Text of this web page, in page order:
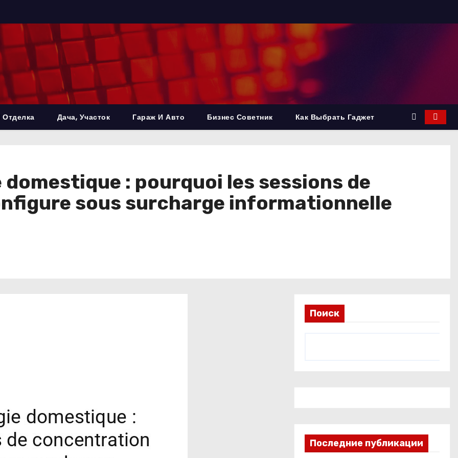
Дача, Участок Гараж И Авто Бизнес Советник Как Выбрать Гаджет
: pourquoi les sessions de
sous surcharge informationnelle
Поиск
Последние публикации